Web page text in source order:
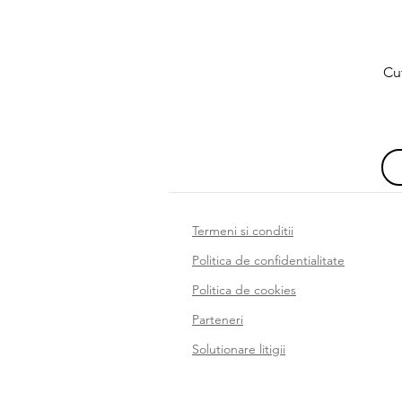
Termeni si conditii
Politica de confidentialitate
Politica de cookies
Parteneri
Solutionare litigii